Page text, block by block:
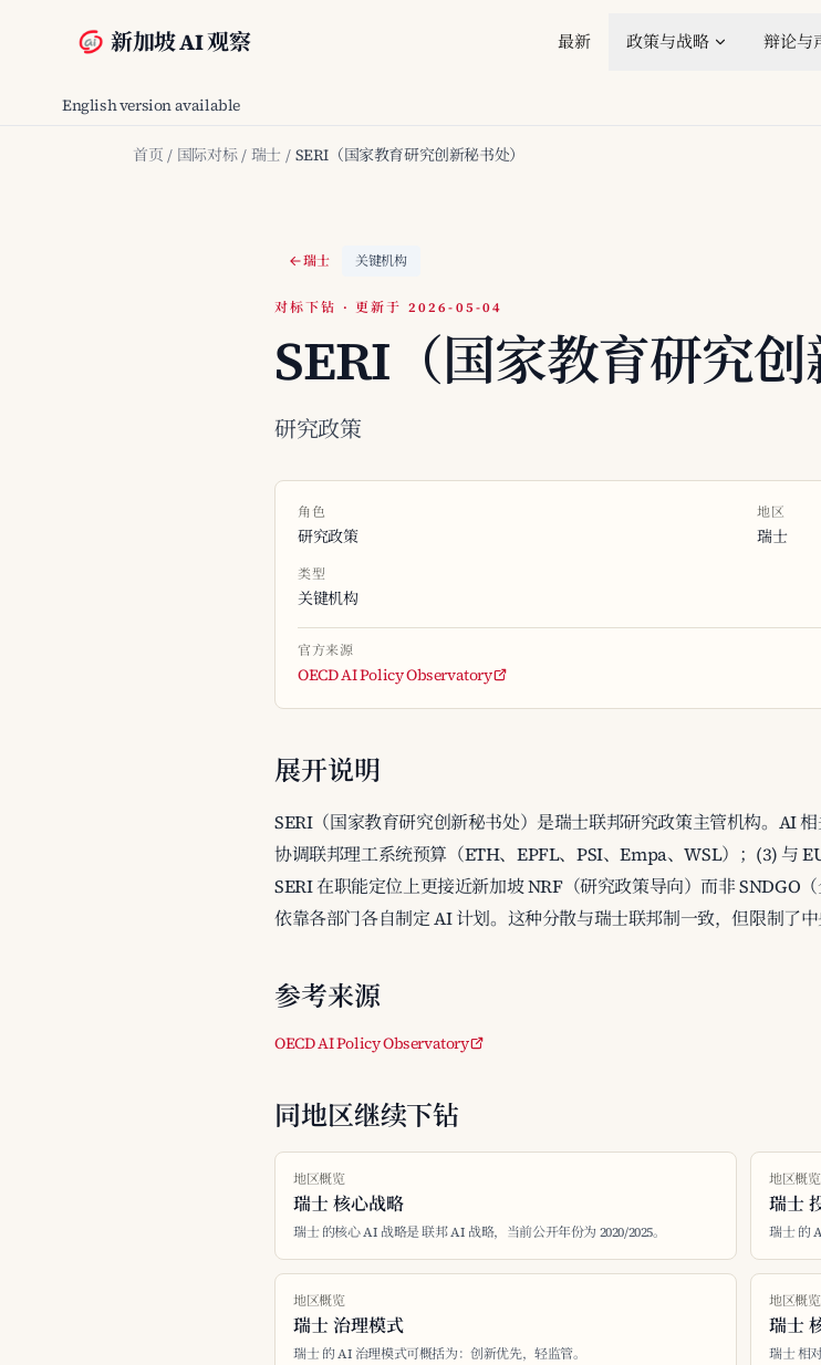
新加坡 AI 观察 最新 政策与战略 辩论与
English version available
首页 / 国际对标 / 瑞士 / SERI（国家教育研究创新秘书处）
瑞士 关键机构
对标下钻 · 更新于 2026-05-04
SERI（国家教育研究创
研究政策
角色
研究政策
地区
瑞士
类型
关键机构
官方来源
OECD AI Policy Observatory
展开说明
SERI（国家教育研究创新秘书处）是瑞士联邦研究政策主管机构。AI
协调联邦理工系统预算（ETH、EPFL、PSI、Empa、WSL）；(3) 与
SERI 在职能定位上更接近新加坡 NRF（研究政策导向）而非 SNDGO
依靠各部门各自制定 AI 计划。这种分散与瑞士联邦制一致，但限制了中
参考来源
OECD AI Policy Observatory
同地区继续下钻
地区概览
瑞士 核心战略
瑞士 的核心 AI 战略是 联邦 AI 战略，当前公开年份为 2020/2025。
地区概览
瑞士
瑞士 的
地区概览
瑞士 治理模式
瑞士 的 AI 治理模式可概括为：创新优先，轻监管。
地区概览
瑞士
瑞士 相